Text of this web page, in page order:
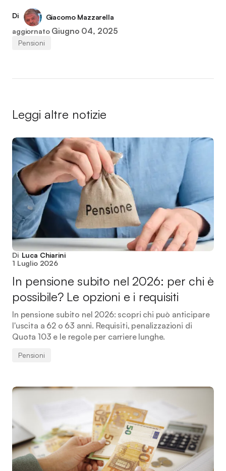
Di
Giacomo Mazzarella
aggiornato Giugno 04, 2025
Pensioni
Leggi altre notizie
Di Luca Chiarini
1 Luglio 2026
In pensione subito nel 2026: per chi è
possibile? Le opzioni e i requisiti
In pensione subito nel 2026: scopri chi può anticipare
l'uscita a 62 o 63 anni. Requisiti, penalizzazioni di
Quota 103 e le regole per carriere lunghe.
Pensioni